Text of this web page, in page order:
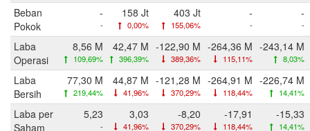
Beban
Pokok
-
-
158 Jt
0,00%
403 Jt
155,06%
-
-
-
-
Laba
Operasi
8,56 M
109,69%
42,47 M
396,39%
-122,90 M
389,36%
-264,36 M
115,11%
-243,14 M
8,03%
Laba
Bersih
77,30 M
219,44%
44,87 M
41,96%
-121,28 M
370,29%
-264,91 M
118,44%
-226,74 M
14,41%
Laba per
Saham
5,23
-
3,03
41,96%
-8,20
370,29%
-17,91
118,44%
-15,33
14,41%